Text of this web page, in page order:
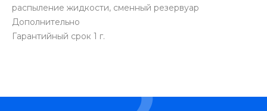
распыление жидкости, сменный резервуар
Дополнительно
Гарантийный срок 1 г.